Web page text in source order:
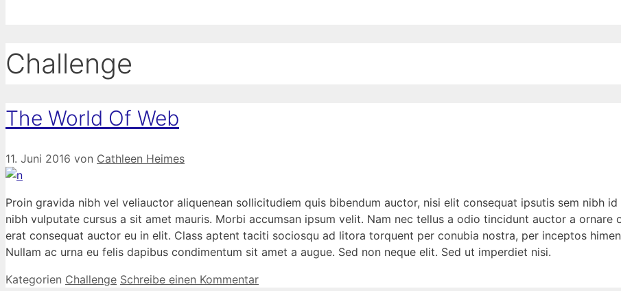
Challenge
The World Of Web
11. Juni 2016 von Cathleen Heimes
Proin gravida nibh vel veliauctor aliquenean sollicitudiem quis bibendum auctor, nisi elit consequat ipsutis sem nibh
nibh vulputate cursus a sit amet mauris. Morbi accumsan ipsum velit. Nam nec tellus a odio tincidunt auctor a ornare
erat consequat auctor eu in elit. Class aptent taciti sociosqu ad litora torquent per conubia nostra, per inceptos
Nullam ac urna eu felis dapibus condimentum sit amet a augue. Sed non neque elit. Sed ut imperdiet nisi.
Kategorien Challenge Schreibe einen Kommentar